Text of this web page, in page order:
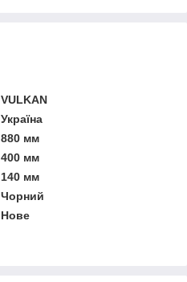
VULKAN
Україна
880 мм
400 мм
140 мм
Чорний
Нове